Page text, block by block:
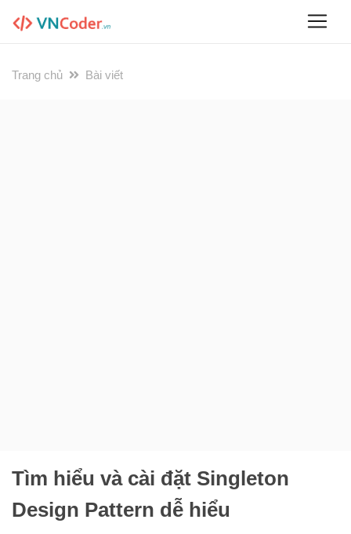
Trang chủ Bài viết
Tìm hiểu và cài đặt Singleton
Design Pattern dễ hiểu